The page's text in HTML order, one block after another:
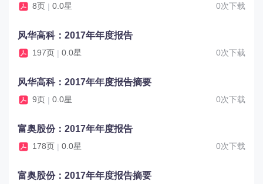
8页 | 0.0星 0次下载
风华高科：2017年年度报告
197页 | 0.0星 0次下载
风华高科：2017年年度报告摘要
9页 | 0.0星 0次下载
富奥股份：2017年年度报告
178页 | 0.0星 0次下载
富奥股份：2017年年度报告摘要